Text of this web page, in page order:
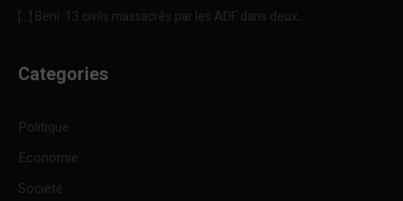
[…] Beni :13 civils massacrés par les ADF dans deux...
Categories
Politique
Economie
Société